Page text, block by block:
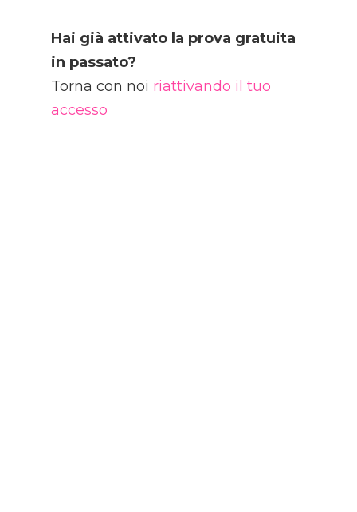
Hai già attivato la prova gratuita
in passato?
Torna con noi riattivando il tuo
accesso